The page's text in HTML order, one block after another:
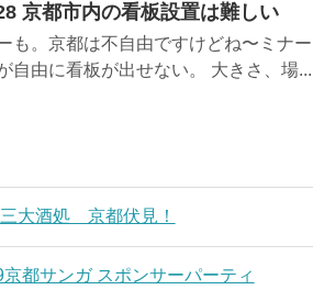
京都市内の看板設置は難しい
も。京都は不自由ですけどね〜ミナ
自由に看板が出せない。 大きさ、場...
大酒処 京都伏見！
都サンガ スポンサーパーティ